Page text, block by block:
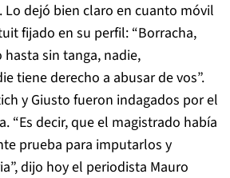
Lo dejó bien claro en cuanto móvil
fijado en su perfil: “Borracha,
sin tanga, nadie,
tiene derecho a abusar de vos”.
y Giusto fueron indagados por el
“Es decir, que el magistrado había
prueba para imputarlos y
dijo hoy el periodista Mauro